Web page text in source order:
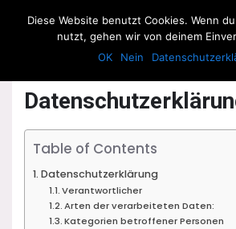
The Howling Men
Table of Contents
Datenschutzerklärung
Verantwortlicher
Arten der verarbeiteten Daten:
Kategorien betroffener Personen
Diese Website benutzt Cookies. Wenn
nutzt, gehen wir von deinem
OK
Nein